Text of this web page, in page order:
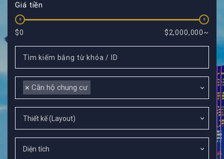
× Căn hộ chung cư
Giá tiền
$0 $2,000,000~